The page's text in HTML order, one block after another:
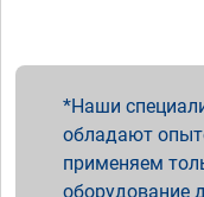
Наши
обладают
применяем
оборудование